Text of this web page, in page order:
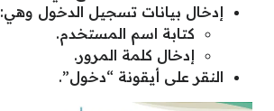
إدخال بيانات تسجيل الدخول وهي:
كتابة اسم المستخدم.
إدخال كلمة المرور.
النقر على أيقونة “دخول”.